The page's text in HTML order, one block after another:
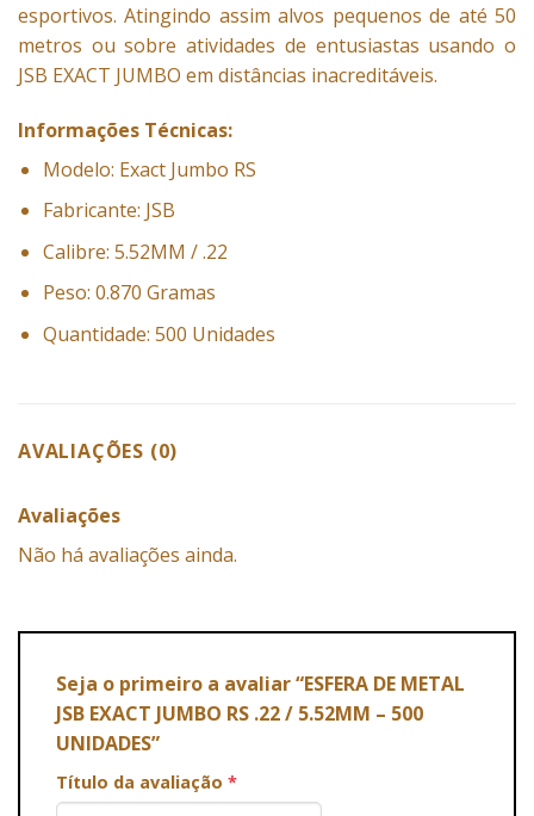
esportivos. Atingindo assim alvos pequenos de até 50
metros ou sobre atividades de entusiastas usando o
JSB EXACT JUMBO em distâncias inacreditáveis.
Informações Técnicas:
Modelo: Exact Jumbo RS
Fabricante: JSB
Calibre: 5.52MM / .22
Peso: 0.870 Gramas
Quantidade: 500 Unidades
AVALIAÇÕES (0)
Avaliações
Não há avaliações ainda.
Seja o primeiro a avaliar “ESFERA DE METAL
JSB EXACT JUMBO RS .22 / 5.52MM – 500
UNIDADES”
Título da avaliação *